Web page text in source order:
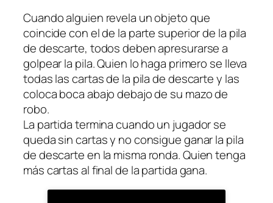
Cuando alguien revela un objeto que
coincide con el de la parte superior de la pila
de descarte, todos deben apresurarse a
golpear la pila. Quien lo haga primero se lleva
todas las cartas de la pila de descarte y las
coloca boca abajo debajo de su mazo de
robo.
La partida termina cuando un jugador se
queda sin cartas y no consigue ganar la pila
de descarte en la misma ronda. Quien tenga
más cartas al final de la partida gana.